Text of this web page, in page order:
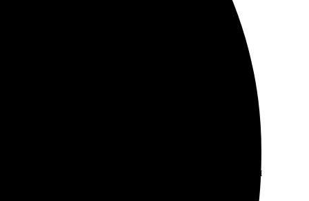
шикарный, а качество печати на высоте.
Оформление заняло всего пару минут.
Цвета яркие, качество на высоте. Рекомендую для